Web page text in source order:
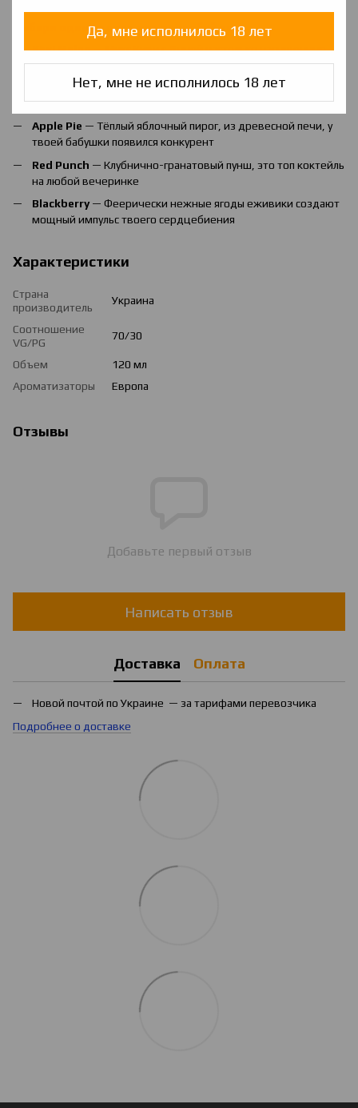
Да, мне исполнилось 18 лет
Нет, мне не исполнилось 18 лет
Выбери один из пяти или попробуй все:
Kiwi Melon— Микс Киви с Дыней настолько насыщенные,
будто на твой рецептор наступил трицераптор
Fruit Flakes — В молоко добавили воздушных фруктовых
хлопьев, микс подарит вам тайфун эмоций
Apple Pie — Тёплый яблочный пирог, из древесной печи, у
твоей бабушки появился конкурент
Red Punch — Клубнично-гранатовый пунш, это топ коктейль
на любой вечеринке
Blackberry— Феерически нежные ягоды еживики создают
мощный импульс твоего сердцебиения
Характеристики
Страна
производитель
Украина
Соотношение
VG/PG
70/30
Объем
120 мл
Ароматизаторы
Европа
Отзывы
Добавьте первый отзыв
Написать отзыв
Доставка Оплата
Новой почтой по Украине — за тарифами перевозчика
Подробнее о доставке